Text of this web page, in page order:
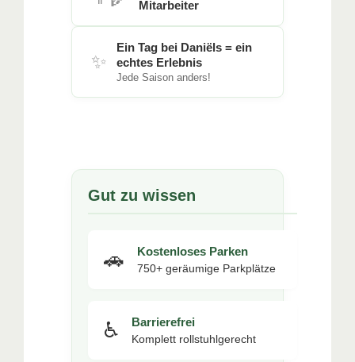
Mitarbeiter
✨
Ein Tag bei Daniëls = ein
echtes Erlebnis
Jede Saison anders!
Gut zu wissen
🚗 Kostenloses Parken
750+ geräumige Parkplätze
♿ Barrierefrei
Komplett rollstuhlgerecht